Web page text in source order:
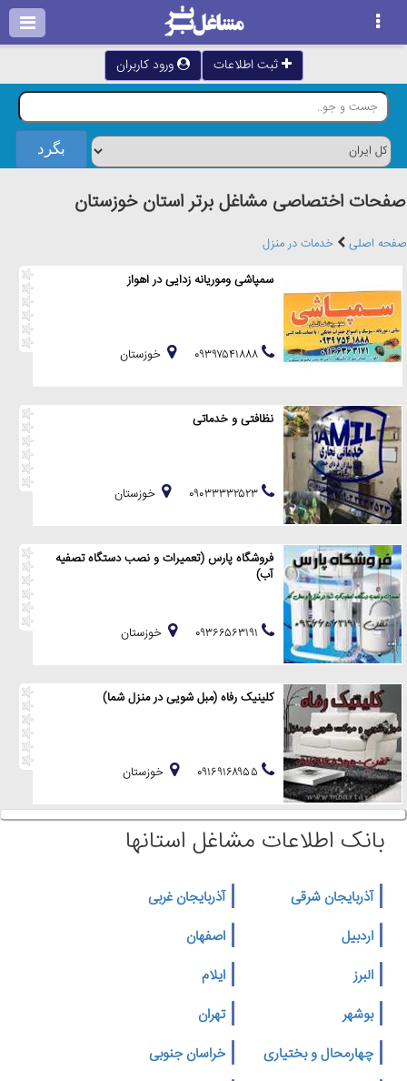
ثبت اطلاعات ورود کاربران
صفحات اختصاصی مشاغل برتر استان خوزستان
صفحه اصلی
خدمات در منزل
سمپاشی وموریانه زدایی در اهواز
خوزستان
نظافتی و خدماتی
خوزستان
فروشگاه پارس (تعمیرات و نصب دستگاه تصفیه
آب)
خوزستان
کلینیک رفاه (مبل شویی در منزل شما)
خوزستان
بانک اطلاعات مشاغل استانها
آذربایجان شرقی
آذربایجان غربی
اردبیل
اصفهان
البرز
ایلام
بوشهر
تهران
چهارمحال و بختیاری
خراسان جنوبی